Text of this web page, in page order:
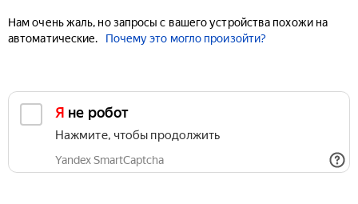
Нам очень жаль, но запросы с вашего устройства похожи на
автоматические.
Почему это могло произойти?
Я не робот
Нажмите, чтобы продолжить
Yandex SmartCaptcha